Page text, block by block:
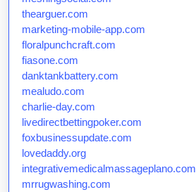
thearguer.com
marketing-mobile-app.com
floralpunchcraft.com
fiasone.com
danktankbattery.com
mealudo.com
charlie-day.com
livedirectbettingpoker.com
foxbusinessupdate.com
lovedaddy.org
integrativemedicalmassageplano.com
mrrugwashing.com